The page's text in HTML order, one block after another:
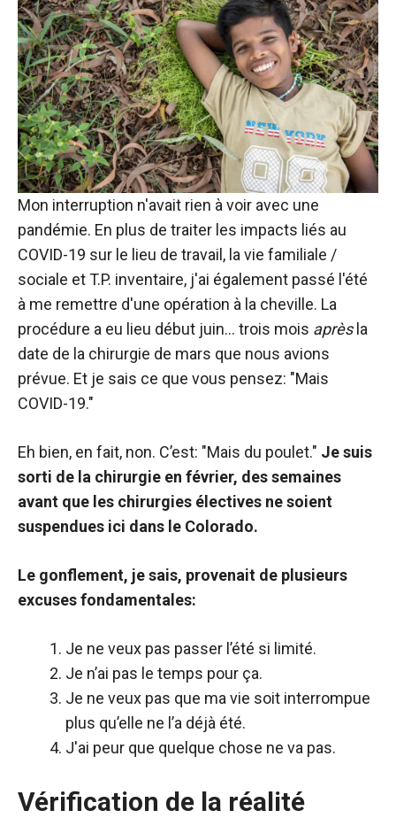
Mon interruption n'avait rien à voir avec une
pandémie. En plus de traiter les impacts liés au
COVID-19 sur le lieu de travail, la vie familiale /
sociale et T.P. inventaire, j'ai également passé l'été
à me remettre d'une opération à la cheville. La
procédure a eu lieu début juin… trois mois aprèsla
date de la chirurgie de mars que nous avions
prévue. Et je sais ce que vous pensez: "Mais
COVID-19."
Eh bien, en fait, non. C’est: "Mais du poulet." Je suis
sorti de la chirurgie en février, des semaines
avant que les chirurgies électives ne soient
suspendues ici dans le Colorado.
Le gonflement, je sais, provenait de plusieurs
excuses fondamentales:
Je ne veux pas passer l’été si limité.
Je n’ai pas le temps pour ça.
Je ne veux pas que ma vie soit interrompue
plus qu’elle ne l’a déjà été.
J'ai peur que quelque chose ne va pas.
Vérification de la réalité